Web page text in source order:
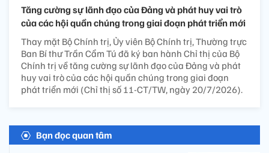
Tăng cường sự lãnh đạo của Đảng và phát huy vai trò
của các hội quần chúng trong giai đoạn phát triển mới
Thay mặt Bộ Chính trị, Ủy viên Bộ Chính trị, Thường trực
Ban Bí thư Trần Cẩm Tú đã ký ban hành Chỉ thị của Bộ
Chính trị về tăng cường sự lãnh đạo của Đảng và phát
huy vai trò của các hội quần chúng trong giai đoạn
phát triển mới (Chỉ thị số 11-CT/TW, ngày 20/7/2026).
Bạn đọc quan tâm